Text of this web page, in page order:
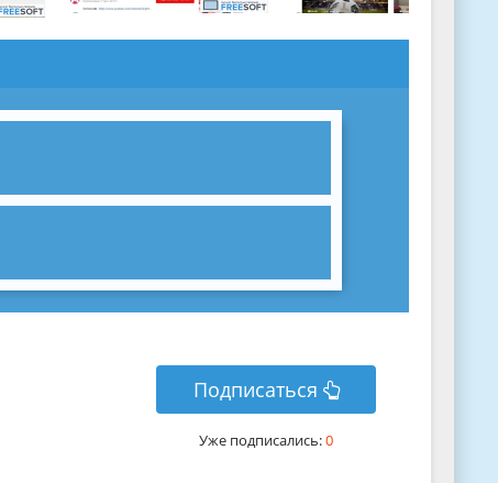
Подписаться
Уже подписались:0